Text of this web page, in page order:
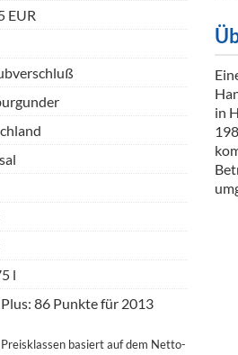
EUR
l
86 Punkte für 2013
basiert auf dem Netto-
in